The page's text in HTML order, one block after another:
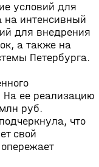
условий для
на интенсивный
для внедрения
а также на
Петербурга.
На ее реализацию
руб.
что
свой